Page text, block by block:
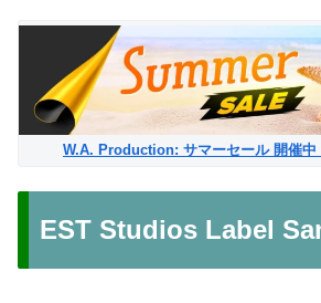
W.A. Production: サマーセール 開催中
EST Studios Label